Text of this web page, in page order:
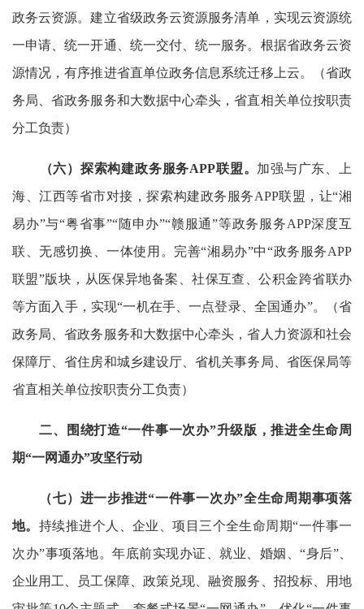
政务云资源。建立省级政务云资源服务清单，实现云资源统
一申请、统一开通、统一交付、统一服务。根据省政务云资
源情况，有序推进省直单位政务信息系统迁移上云。（省政
务局、省政务服务和大数据中心牵头，省直相关单位按职责
分工负责）
（六）探索构建政务服务APP联盟。 加强与广东、上
海、江西等省市对接，探索构建政务服务APP联盟，让“湘
易办”与“粤省事”“随申办”“赣服通”等政务服务APP深度互
联、无感切换、一体使用。完善“湘易办”中“政务服务APP
联盟”版块，从医保异地备案、社保互查、公积金跨省联办
等方面入手，实现“一机在手、一点登录、全国通办”。（省
政务局、省政务服务和大数据中心牵头，省人力资源和社会
保障厅、省住房和城乡建设厅、省机关事务局、省医保局等
省直相关单位按职责分工负责）
二、围绕打造“一件事一次办”升级版，推进全生命周
期“一网通办”攻坚行动
（七）进一步推进“一件事一次办”全生命周期事项落
地。 持续推进个人、企业、项目三个全生命周期“一件事一
次办”事项落地。年底前实现办证、就业、婚姻、“身后”、
企业用工、员工保障、政策兑现、融资服务、招投标、用地